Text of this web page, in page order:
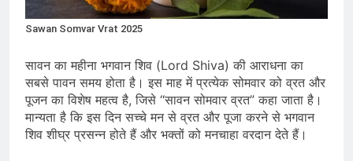
देशभर में विशेष कार्यक्रमों के जरिए भारतीय
बुनकरों और पारंपरिक वस्त्रों को मिलेगा बढ़ावा
August 2, 2026
अंतरराष्ट्रीय हवाई अड्डे का उद्घाटन किया,
आंध्र प्रदेश में ₹18,000 करोड़ की विकास
परियोजनाओं की शुरुआत
August 2, 2026
केंद्र सरकार ने विस्तारित Khelo India
Scheme को मंजूरी दी, खेल ढाँचे को मजबूत
करने के लिए ₹36,441 करोड़ का बड़ा
प्रावधान
August 1, 2026
Sawan Somvar Vrat 2025
सावन का महीना भगवान शिव (Lord Shiva) की आराधना का
सबसे पावन समय होता है। इस माह में प्रत्येक सोमवार को व्रत और
पूजन का विशेष महत्व है, जिसे “सावन सोमवार व्रत” कहा जाता है।
मान्यता है कि इस दिन सच्चे मन से व्रत और पूजा करने से भगवान
शिव शीघ्र प्रसन्न होते हैं और भक्तों को मनचाहा वरदान देते हैं।